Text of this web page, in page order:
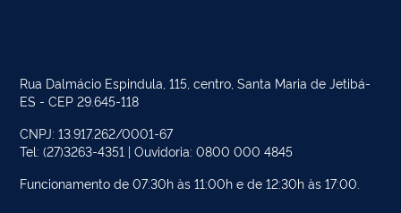
Rua Dalmácio Espindula, 115, centro, Santa Maria de Jetibá-
ES - CEP 29.645-118
CNPJ: 13.917.262/0001-67
Tel: (27)3263-4351 | Ouvidoria: 0800 000 4845
Funcionamento de 07:30h às 11:00h e de 12:30h às 17:00.